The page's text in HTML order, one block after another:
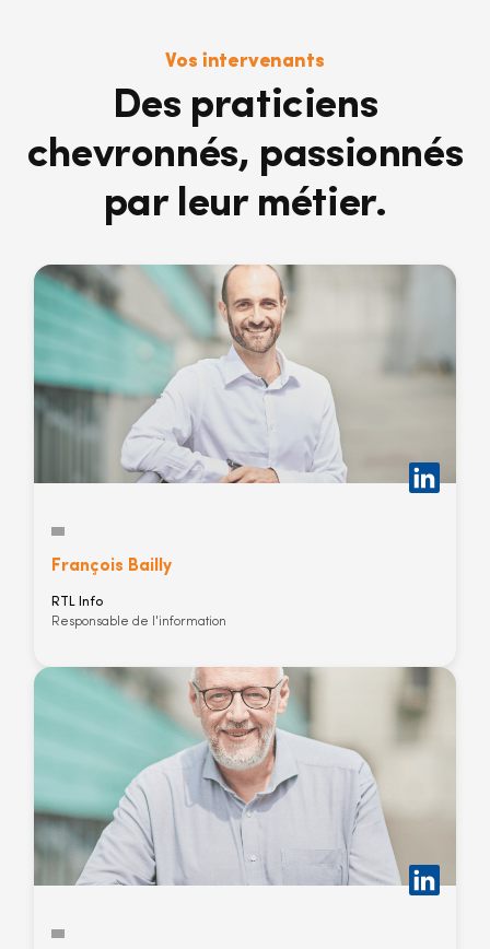
Vos intervenants
Des praticiens
chevronnés, passionnés
par leur métier.
François Bailly
RTL Info
Responsable de l'information